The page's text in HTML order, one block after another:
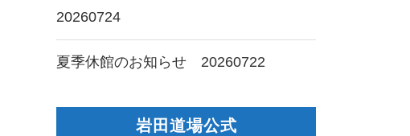
20260724
夏季休館のお知らせ 20260722
岩田道場公式